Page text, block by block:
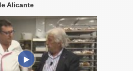
Alicante